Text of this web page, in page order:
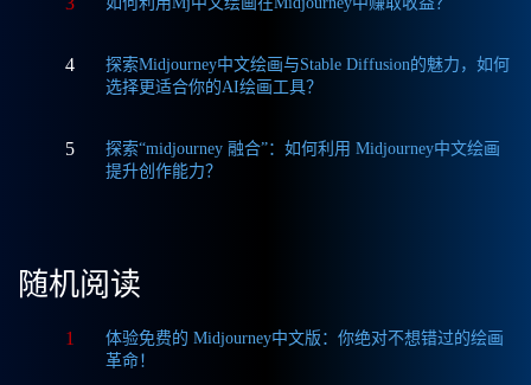
4
探索Midjourney中文绘画与Stable Diffusion的魅力，如何
选择更适合你的AI绘画工具？
5
探索“midjourney 融合”：如何利用 Midjourney中文绘画
提升创作能力？
随机阅读
1
体验免费的 Midjourney中文版：你绝对不想错过的绘画
革命！